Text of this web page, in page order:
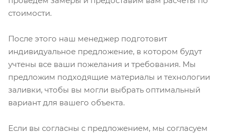
стоимости.
После этого наш менеджер подготовит
индивидуальное предложение, в котором будут
учтены все ваши пожелания и требования. Мы
предложим подходящие материалы и технологии
заливки, чтобы вы могли выбрать оптимальный
вариант для вашего объекта.
Если вы согласны с предложением, мы согласуем